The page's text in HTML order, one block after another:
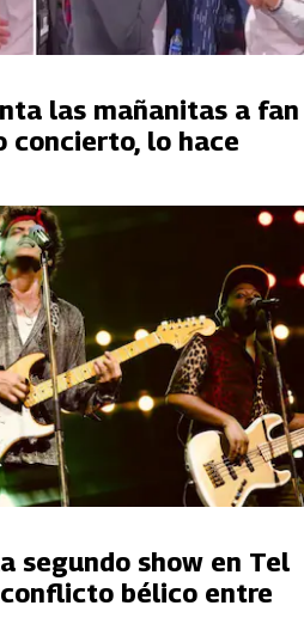
las mañanitas a fan
concierto, lo hace
segundo show en Tel
bélico entre